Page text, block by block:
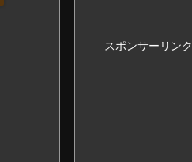
スポンサーリンク